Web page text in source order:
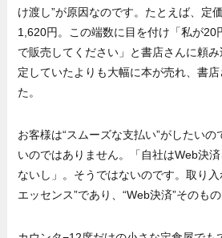
け渡し”が原因なのです。たとえば、定
1,620円。この端数に目を付け「私が20
で販売してください」と書店さんに頼
定していたよりも大幅に本が売れ、書
た。
お客様は“スムーズな支払い”がしたいの
いのではありません。「自社はWeb決
ないし」。そうではないのです。取り
エッセンス”であり、“Web決済”そのも